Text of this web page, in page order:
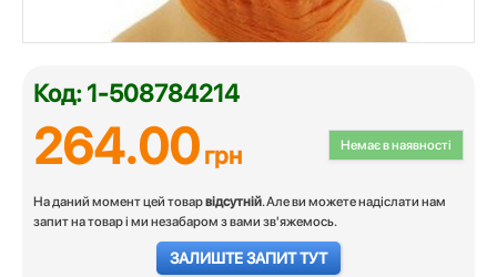
Код: 1-508784214
Немає в наявності
264.00грн
На даний момент цей товарвідсутній. Але ви можете надіслати нам
запит на товар і ми незабаром з вами зв'яжемось.
ЗАЛИШТЕ ЗАПИТ ТУТ